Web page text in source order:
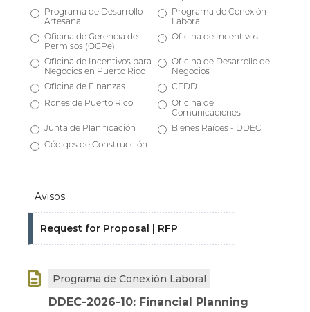
Programa de Desarrollo
Artesanal
Programa de Conexión
Laboral
Oficina de Gerencia de
Permisos (OGPe)
Oficina de Incentivos
Oficina de Incentivos para
Negocios en Puerto Rico
Oficina de Desarrollo de
Negocios
Oficina de Finanzas
CEDD
Rones de Puerto Rico
Oficina de
Comunicaciones
Junta de Planificación
Bienes Raíces - DDEC
Códigos de Construcción
Avisos
Request for Proposal | RFP
 Programa de Conexión Laboral
DDEC-2026-10: Financial Planning